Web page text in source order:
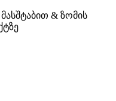
& ზომის